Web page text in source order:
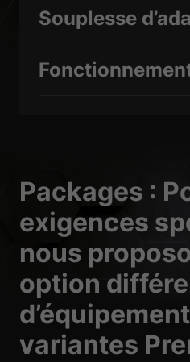
Souplesse
Packages :
exigences
nous
option
variantes